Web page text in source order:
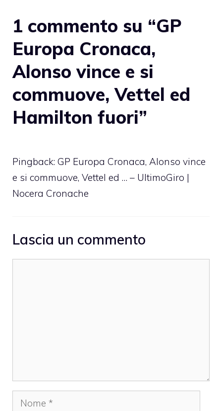
1 commento su “GP
Europa Cronaca,
Alonso vince e si
commuove, Vettel ed
Hamilton fuori”
Pingback: GP Europa Cronaca, Alonso vince
e si commuove, Vettel ed … – UltimoGiro |
Nocera Cronache
Lascia un commento
Nome